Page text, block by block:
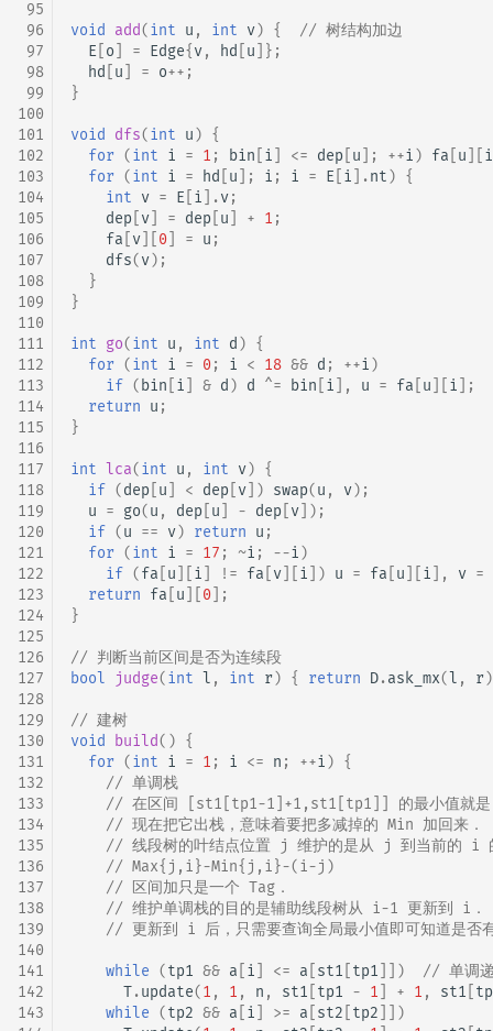
95
96
97
98
99
100
101
102
103
104
105
106
107
108
109
110
111
112
113
114
115
116
117
118
119
120
121
122
123
124
125
126
127
128
129
130
131
132
133
134
135
136
137
138
139
140
141
142
143
void add(int u , int v) {
// 树结构加边
E o = Edge{ v, hd u ]};
hd u = o++ ;
}
void dfs(int u) {
for (int i = 1 ; bin i <= dep u ]; ++i) fa u
i
for (int i = hd u ]; i ; i = E i ].nt) {
int v = E i ].v;
dep v = dep u + 1 ;
fa v 0 = u ;
dfs(v);
}
}
int go(int u , int d) {
for (int i = 0; i < 18 && d ; ++i)
if (bin i & d) d ^= bin i ], u = fa u i ];
return u ;
}
int lca(int u , int v) {
if (dep u < dep v ]) swap(u , v);
u = go(u , dep u - dep v ]);
if (u == v) return u ;
for (int i = 17 ; ~i ; --i)
if (fa u i != fa v i ]) u = fa u i ], v =
return fa u 0 ];
}
// 判断当前区间是否为连续段
bool
judge(int l , int r) { return D.ask_mx(l , r)
// 建树
void build() {
for (int i = 1 ; i <= n ; ++i) {
// 单调栈
// 在区间 [st1[tp1-1]+1,st1[tp1]] 的最小值就
// 现在把它出栈，意味着要把多减掉的 Min 加回来．
// 线段树的叶结点位置 j 维护的是从 j 到当前的 i
// Max{j,i}-Min{j,i}-(i-j)
// 区间加只是一个 Tag．
// 维护单调栈的目的是辅助线段树从 i-1 更新到 i．
// 更新到 i 后，只需要查询全局最小值即可知道是否
while (tp1 && a i <= a st1 tp1 ]])
// 单调
T.update(1 , 1 , n , st1 tp1 - 1 + 1 , st1
while (tp2 && a i >= a st2 tp2 ]])